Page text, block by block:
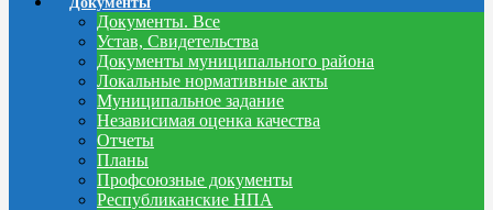
Документы. Все
Устав, Свидетельства
Документы муниципального района
Локальные нормативные акты
Муниципальное задание
Независимая оценка качества
Отчеты
Планы
Профсоюзные документы
Республиканские НПА